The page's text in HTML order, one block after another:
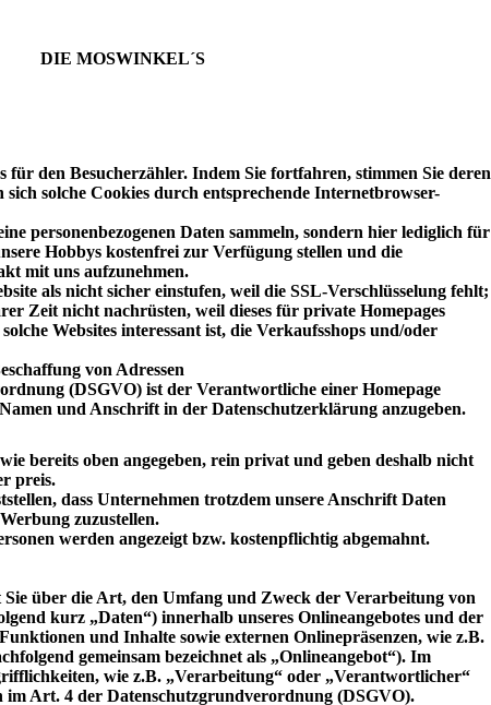
DIE MOSWINKEL´S
für den Besucherzähler. Indem Sie fortfahren, stimmen Sie deren
solche Cookies durch entsprechende Internetbrowser-
personenbezogenen Daten sammeln, sondern hier lediglich für
Hobbys kostenfrei zur Verfügung stellen und die
mit uns aufzunehmen.
als nicht sicher einstufen, weil die SSL-Verschlüsselung fehlt;
Zeit nicht nachrüsten, weil dieses für private Homepages
Websites interessant ist, die Verkaufsshops und/oder
von Adressen
(DSGVO) ist der Verantwortliche einer Homepage
und Anschrift in der Datenschutzerklärung anzugeben.
bereits oben angegeben, rein privat und geben deshalb nicht
preis.
dass Unternehmen trotzdem unsere Anschrift Daten
zuzustellen.
werden angezeigt bzw. kostenpflichtig abgemahnt.
über die Art, den Umfang und Zweck der Verarbeitung von
kurz „Daten“) innerhalb unseres Onlineangebotes und der
und Inhalte sowie externen Onlinepräsenzen, wie z.B.
gemeinsam bezeichnet als „Onlineangebot“). Im
wie z.B. „Verarbeitung“ oder „Verantwortlicher“
im Art. 4 der Datenschutzgrundverordnung (DSGVO).